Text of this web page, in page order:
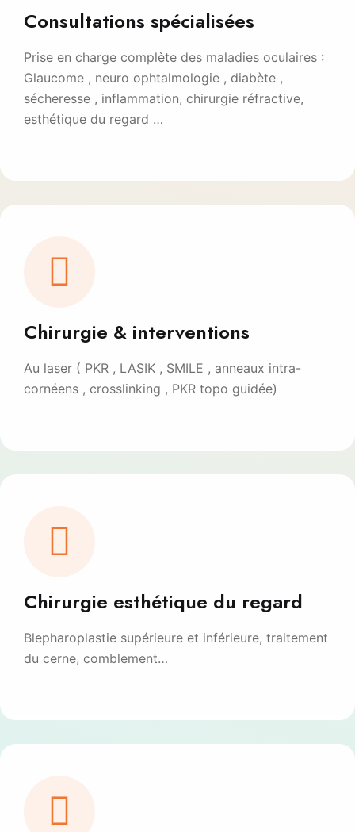
Consultations spécialisées
Prise en charge complète des maladies oculaires :
Glaucome , neuro ophtalmologie , diabète ,
sécheresse , inflammation, chirurgie réfractive,
esthétique du regard …
Chirurgie & interventions
Au laser ( PKR , LASIK , SMILE , anneaux intra-
cornéens , crosslinking , PKR topo guidée)
Chirurgie esthétique du regard
Blepharoplastie supérieure et inférieure, traitement
du cerne, comblement…